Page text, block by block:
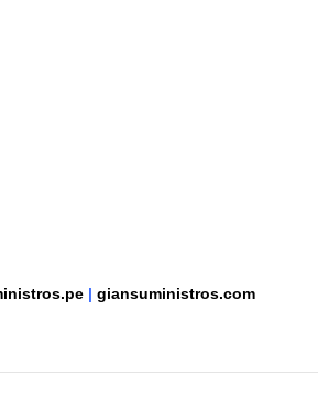
| giansuministros.com